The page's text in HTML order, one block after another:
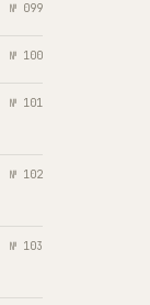
№ 099
№ 100
№ 101
№ 102
№ 103